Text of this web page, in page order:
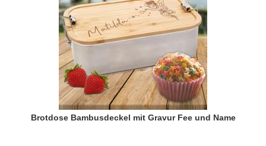
Brotdose Bambusdeckel mit Gravur Fee und Name